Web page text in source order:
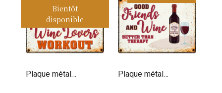
Plaque métal
Bientôt
disponible
Plaque métal